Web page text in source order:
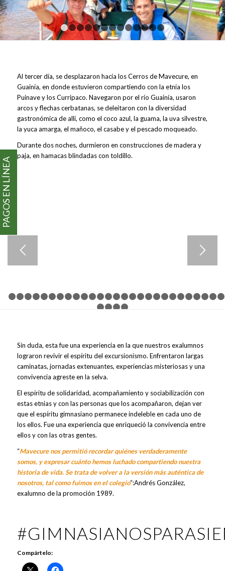
1 2 3 4 5 6 7 8 9 101112 13
Al tercer día, se desplazaron hacia los Cerros de Mavecure, en
Guainía, en donde estuvieron compartiendo con la etnia los
Puinave y los Curripaco. Navegaron por el río Guainía, usaron
arcos y flechas cerbatanas, se deleitaron con la diversidad
gastronómica de allí, como el coco azul, la guama, la uva silvestre,
la yuca amarga, el mañoco, el casabe y el pescado moqueado.
Durante dos noches, durmieron en construcciones de madera y
paja, en hamacas blindadas con toldillo.
1 2 3 4 5 6 7 8 9 101112131415161718192021
Sin duda, esta fue una experiencia en la que nuestros exalumnos
lograron revivir el espíritu del excursionismo. Enfrentaron largas
caminatas, jornadas extenuantes, experiencias misteriosas y una
convivencia agreste en la selva.
El espíritu de solidaridad, acompañamiento y sociabilización con
estas etnias y con las personas que los acompañaron, dejan ver
que el espíritu gimnasiano permanece indeleble en cada uno de
los ellos. Fue una experiencia que enriqueció la convivencia entre
ellos y con las otras gentes.
“Mavecure nos permitió recordar quiénes verdaderamente
somos, y expresar cuánto hemos luchado compartiendo nuestra
historia de vida. Se trata de volver a la versión más auténtica de
nosotros, tal como fuimos en el colegio“:Andrés González,
exalumno de la promoción 1989.
Compártelo:
PAGOS EN LÍNEA